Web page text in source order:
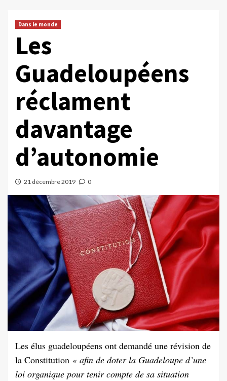
Dans le monde
Les
Guadeloupéens
réclament
davantage
d’autonomie
21 décembre 2019 0
Les élus guadeloupéens ont demandé une révision de
la Constitution « afin de doter la Guadeloupe d’une
loi organique pour tenir compte de sa situation